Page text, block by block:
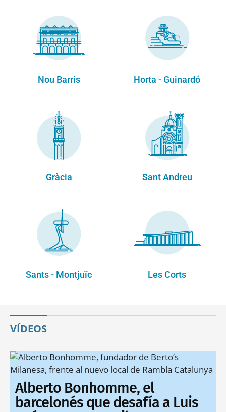
Nou Barris Horta - Guinardó
Gràcia Sant Andreu
Sants - Montjuïc Les Corts
VÍDEOS
Alberto Bonhomme, el
barcelonés que desafía a Luis